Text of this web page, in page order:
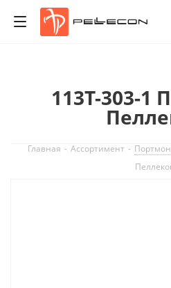
113T-303-1
Главная - Ассортимент -